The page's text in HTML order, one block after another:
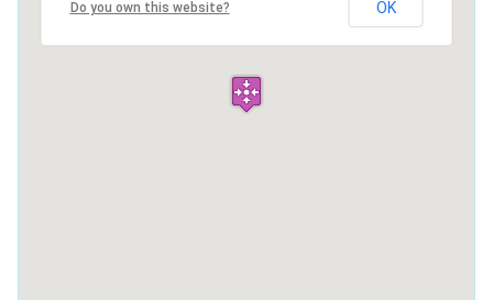
Do you own this website? OK